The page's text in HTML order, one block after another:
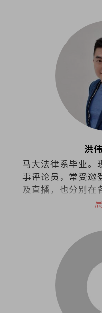
洪
马大法律系毕业。
事评论员，常受邀
及直播，也分别在
稿，针砭时事、分